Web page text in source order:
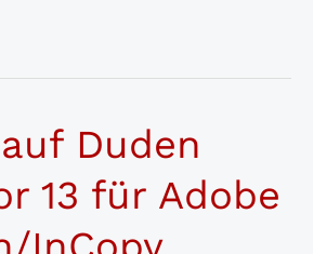
Duden
13 für Adobe